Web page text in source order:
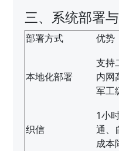
三、系统部署
部署方式 优势
本地化部署
支持
内网
军工
织信
1小
通、
成本